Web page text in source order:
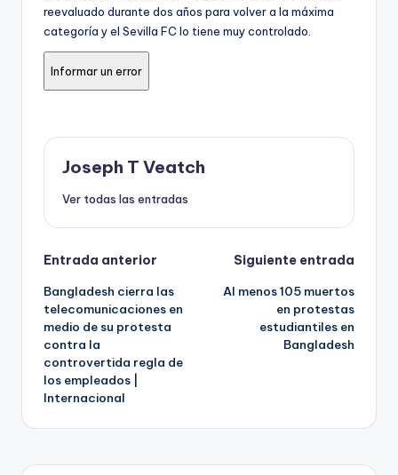
reevaluado durante dos años para volver a la máxima
categoría y el Sevilla FC lo tiene muy controlado.
Informar un error
Joseph T Veatch
Ver todas las entradas
Navegación
de
entradas
Entrada anterior
Bangladesh cierra las
telecomunicaciones en
medio de su protesta
contra la
controvertida regla de
los empleados |
Internacional
Siguiente entrada
Al menos 105 muertos
en protestas
estudiantiles en
Bangladesh